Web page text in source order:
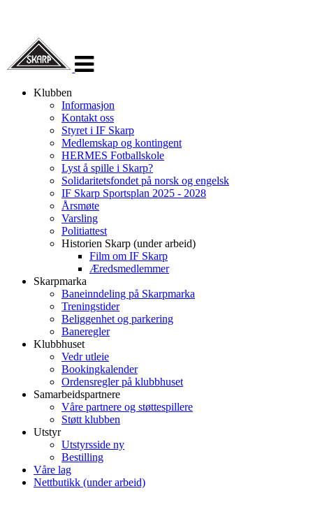
navigasjon
Klubben
Informasjon
Kontakt oss
Styret i IF Skarp
Medlemskap og kontingent
HERMES Fotballskole
Lyst å spille i Skarp?
Solidaritetsfondet på norsk og engelsk
IF Skarp Sportsplan 2025 - 2028
Årsmøte
Varsling
Politiattest
Historien Skarp (under arbeid)
Film om IF Skarp
Æredsmedlemmer
Skarpmarka
Baneinndeling på Skarpmarka
Treningstider
Beliggenhet og parkering
Baneregler
Klubbhuset
Vedr utleie
Bookingkalender
Ordensregler på klubbhuset
Samarbeidspartnere
Våre partnere og støttespillere
Støtt klubben
Utstyr
Utstyrsside ny
Bestilling
Våre lag
Nettbutikk (under arbeid)